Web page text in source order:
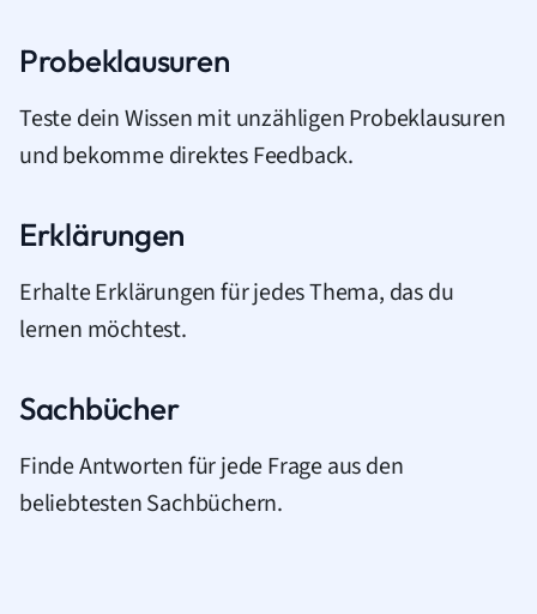
Probeklausuren
Teste dein Wissen mit unzähligen Probeklausuren
und bekomme direktes Feedback.
Erklärungen
Erhalte Erklärungen für jedes Thema, das du
lernen möchtest.
Sachbücher
Finde Antworten für jede Frage aus den
beliebtesten Sachbüchern.